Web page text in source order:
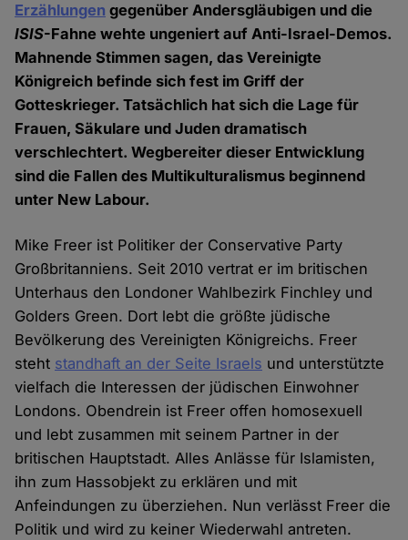
Erzählungen gegenüber Andersgläubigen und die
ISIS-Fahne wehte ungeniert auf Anti-Israel-Demos.
Mahnende Stimmen sagen, das Vereinigte
Königreich befinde sich fest im Griff der
Gotteskrieger. Tatsächlich hat sich die Lage für
Frauen, Säkulare und Juden dramatisch
verschlechtert. Wegbereiter dieser Entwicklung
sind die Fallen des Multikulturalismus beginnend
unter New Labour.
Mike Freer ist Politiker der Conservative Party
Großbritanniens. Seit 2010 vertrat er im britischen
Unterhaus den Londoner Wahlbezirk Finchley und
Golders Green. Dort lebt die größte jüdische
Bevölkerung des Vereinigten Königreichs. Freer
steht standhaft an der Seite Israels und unterstützte
vielfach die Interessen der jüdischen Einwohner
Londons. Obendrein ist Freer offen homosexuell
und lebt zusammen mit seinem Partner in der
britischen Hauptstadt. Alles Anlässe für Islamisten,
ihn zum Hassobjekt zu erklären und mit
Anfeindungen zu überziehen. Nun verlässt Freer die
Politik und wird zu keiner Wiederwahl antreten.